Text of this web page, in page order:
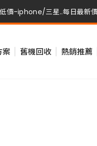
價-iphone/三星..每日最新
低價-iphone/三星..每日最新
案 舊機回收 熱銷推薦